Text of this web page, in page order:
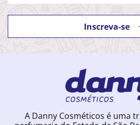
Inscreva-se
A Danny Cosméticos é uma